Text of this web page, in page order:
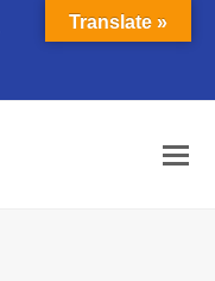
Translate »